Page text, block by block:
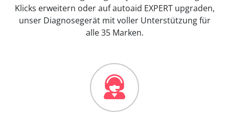
Klicks erweitern oder auf autoaid EXPERT upgraden,
unser Diagnosegerät mit voller Unterstützung für
alle 35 Marken.